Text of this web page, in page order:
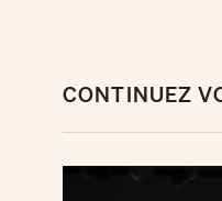
CONTINUEZ